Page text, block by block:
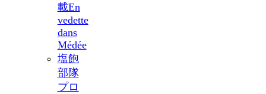
載En
vedette
dans
Médée
塩飽
部隊
プロ